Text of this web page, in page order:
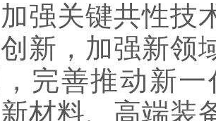
强关键共性技
新，加强新领
完善推动新
材料、高端装